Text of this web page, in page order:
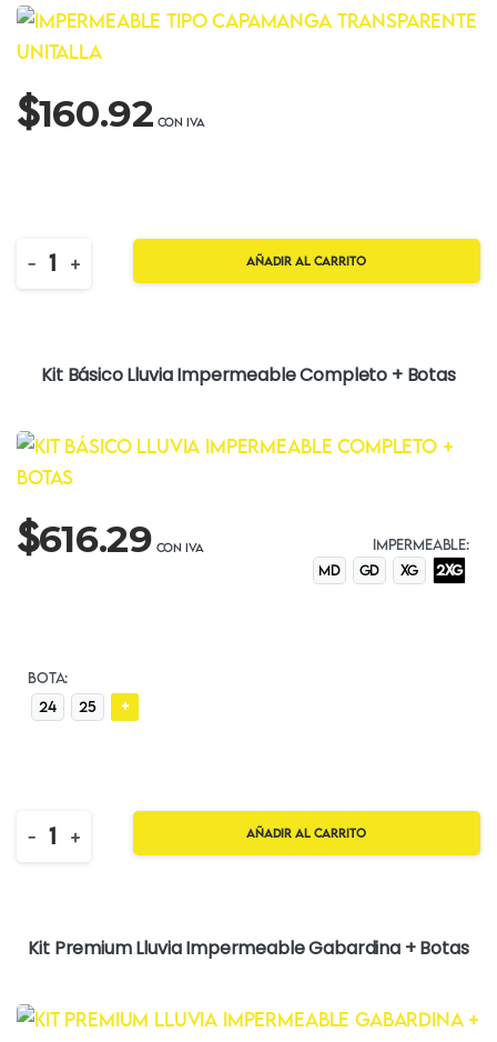
$160.92
Quantity
- + Añadir al carrito
Kit Básico Lluvia Impermeable Completo + Botas
$616.29
IMPERMEABLE:
MD
GD XG 2XG
BOTA:
24
25 +
Quantity
- + Añadir al carrito
Kit Premium Lluvia Impermeable Gabardina + Botas